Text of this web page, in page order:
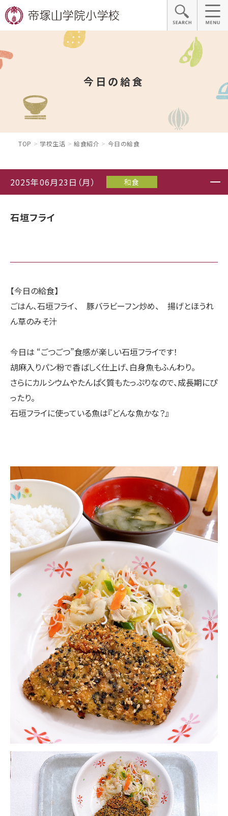
今日の給食
TOP 学校生活 給食紹介 今日の給食
2025年06月23日（月） 和食
石垣フライ
【今日の給食】
ごはん、石垣フライ、 豚バラビーフン炒め、 揚げとほうれ
ん草のみそ汁
今日は “ごつごつ”食感が楽しい石垣フライです！
胡麻入りパン粉で香ばしく仕上げ、白身魚もふんわり。
さらにカルシウムやたんぱく質もたっぷりなので、成長期にぴ
ったり。
石垣フライに使っている魚は『どんな魚かな？』